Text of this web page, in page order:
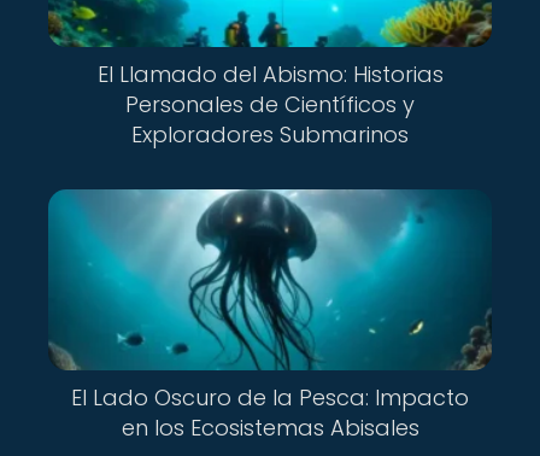
El Llamado del Abismo: Historias
Personales de Científicos y
Exploradores Submarinos
El Lado Oscuro de la Pesca: Impacto
en los Ecosistemas Abisales